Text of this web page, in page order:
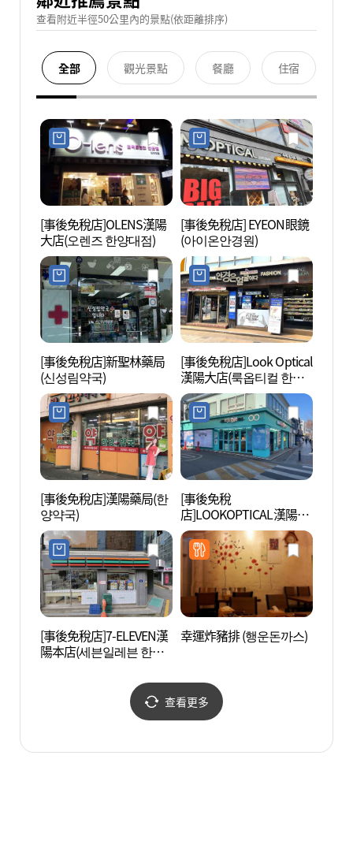
查看附近半徑50公里內的景點(依距離排序)
全部 觀光景點 餐廳 住宿
[事後免稅店]OLENS漢陽
大店(오렌즈 한양대점)
[事後免稅店] EYEON眼鏡
(아이온안경원)
[事後免稅店]新聖林藥局
(신성림약국)
[事後免稅店]Look Optical
漢陽大店(룩옵티컬 한대
점)
[事後免稅店]漢陽藥局(한
양약국)
[事後免稅
店]LOOKOPTICAL漢陽大
學店(룩옵티컬 한양대점)
[事後免稅店]7-ELEVEN漢
陽本店(세븐일레븐 한양
幸運炸豬排 (행운돈까스)
查看更多